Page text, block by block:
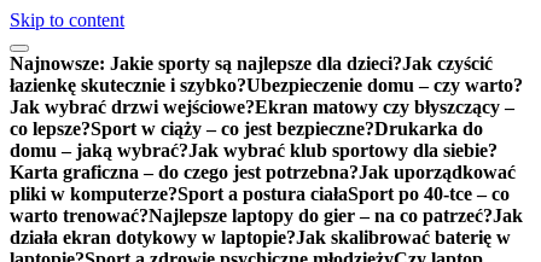
Skip to content
Najnowsze: Jakie sporty są najlepsze dla dzieci?Jak czyścić
łazienkę skutecznie i szybko?Ubezpieczenie domu – czy warto?
Jak wybrać drzwi wejściowe?Ekran matowy czy błyszczący –
co lepsze?Sport w ciąży – co jest bezpieczne?Drukarka do
domu – jaką wybrać?Jak wybrać klub sportowy dla siebie?
Karta graficzna – do czego jest potrzebna?Jak uporządkować
pliki w komputerze?Sport a postura ciałaSport po 40-tce – co
warto trenować?Najlepsze laptopy do gier – na co patrzeć?Jak
działa ekran dotykowy w laptopie?Jak skalibrować baterię w